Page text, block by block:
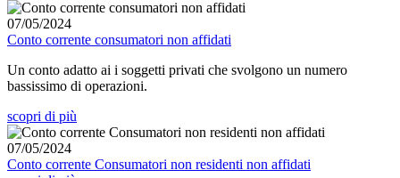
07/05/2024
Conto corrente consumatori non affidati
Un conto adatto ai i soggetti privati che svolgono un numero
bassissimo di operazioni.
scopri di più
07/05/2024
Conto corrente Consumatori non residenti non affidati